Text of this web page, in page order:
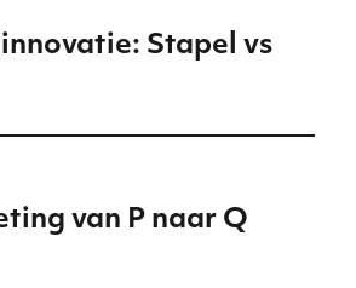
Stapel vs
van P naar Q